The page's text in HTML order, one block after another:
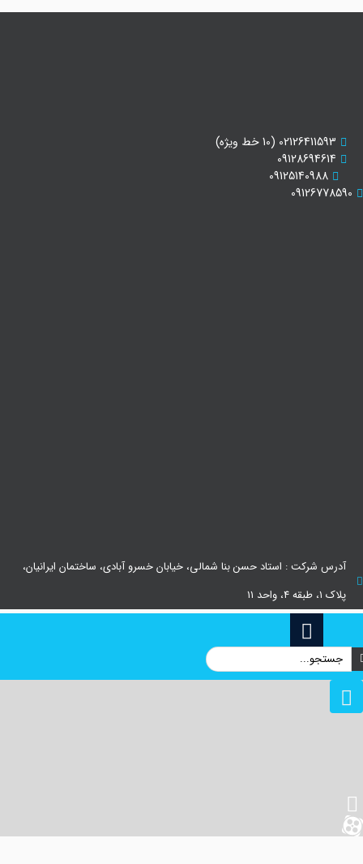
02126411593 (10 خط ویژه)
09128694614
09125140988
09126778590
آدرس شرکت : استاد حسن بنا شمالی، خیابان خسرو آبادی، ساختمان ایرانیان،
پلاک ۱، طبقه ۴، واحد ۱۱